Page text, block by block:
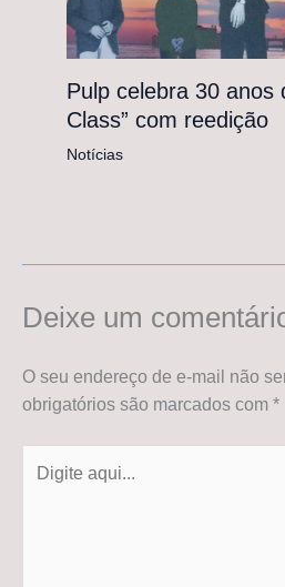
Pulp celebra 30 anos
Class” com reedição
Notícias
Deixe um
O seu endereço de e-mail não
obrigatórios são marcados com *
aqui...